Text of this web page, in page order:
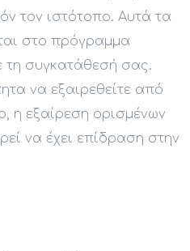
τον ιστότοπο. Αυτά τα
στο πρόγραμμα
τη συγκατάθεσή σας.
να εξαιρεθείτε από
η εξαίρεση ορισμένων
να έχει επίδραση στην